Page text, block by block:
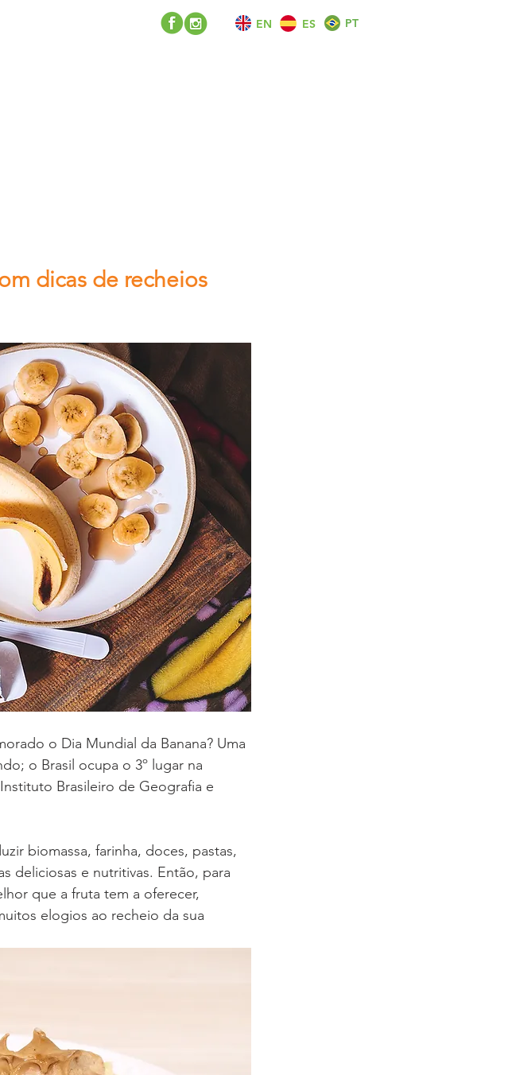
EN ES PT
dicas de recheios
o Dia Mundial da Banana? Uma
o Brasil ocupa o 3º lugar na
Brasileiro de Geografia e
biomassa, farinha, doces, pastas,
deliciosas e nutritivas. Então, para
que a fruta tem a oferecer,
elogios ao recheio da sua